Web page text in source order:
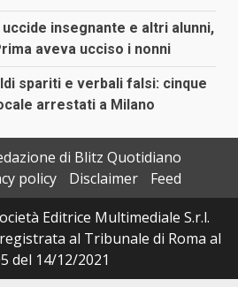
insegnante e altri alunni,
aveva ucciso i nonni
spariti e verbali falsi: cinque
arrestati a Milano
di Blitz Quotidiano
policy Disclaimer
Feed
Editrice Multimediale S.r.l.
al Tribunale di Roma al
del 14/12/2021